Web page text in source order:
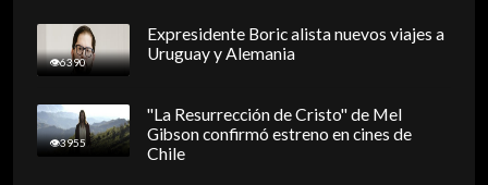
6390
Expresidente Boric alista nuevos viajes a
Uruguay y Alemania
3955
"La Resurrección de Cristo" de Mel
Gibson confirmó estreno en cines de
Chile